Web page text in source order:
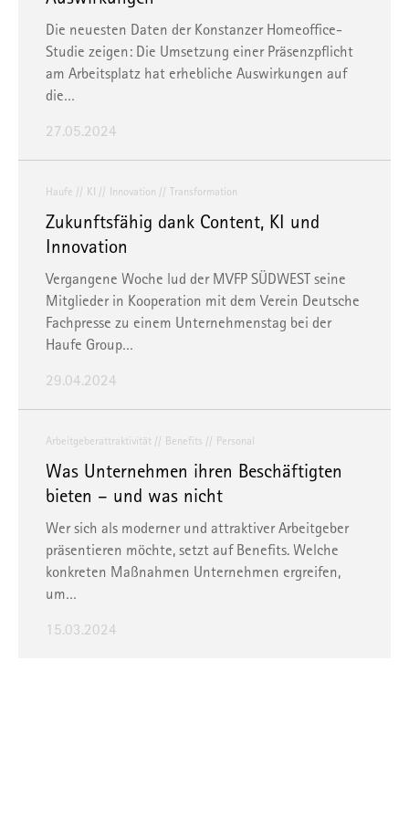
Sie in unserer Datenschutzerklärung
und unserem
Die neuesten Daten der Konstanzer Homeoffice-
Studie zeigen: Die Umsetzung einer Präsenzpflicht
am Arbeitsplatz hat erhebliche Auswirkungen auf
die…
27.05.2024
Haufe KI Innovation Transformation
Zukunftsfähig dank Content, KI und
Innovation
Vergangene Woche lud der MVFP SÜDWEST seine
Mitglieder in Kooperation mit dem Verein Deutsche
Fachpresse zu einem Unternehmenstag bei der
Haufe Group…
29.04.2024
Arbeitgeberattraktivität Benefits Personal
Was Unternehmen ihren Beschäftigten
bieten – und was nicht
Wer sich als moderner und attraktiver Arbeitgeber
präsentieren möchte, setzt auf Benefits. Welche
konkreten Maßnahmen Unternehmen ergreifen,
um…
15.03.2024